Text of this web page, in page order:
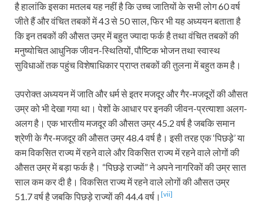
है हालांकि इसका मतलब यह नहीं है कि उच्च जातियों के सभी लोग 60 वर्ष
जीते हैं और वंचित तबकों में 43 से 50 साल, फिर भी यह अध्ययन बताता है
कि इन तबकों की औसत उम्र में बहुत ज्यादा फर्क है तथा वंचित तबकों की
मनुष्योचित आधुनिक जीवन-स्थितियों, पौष्टिक भोजन तथा स्वास्थ
सुविधाओं तक पहुंच विशेषाधिकार प्राप्त तबकों की तुलना में बहुत कम है।
उपरोक्त अध्ययन में जाति और धर्म से इतर मजदूर और गैर-मजदूरों की औसत
उम्र को भी देखा गया था। पेशों के आधार पर इनकी जीवन-प्रत्याशा अलग-
अलग है। एक भारतीय मजदूर की औसत उम्र 45.2 वर्ष है जबकि समान
श्रेणी के गैर-मजदूर की औसत उम्र 48.4 वर्ष है। इसी तरह एक ‘पिछड़े’ या
कम विकसित राज्य में रहने वाले और विकसित राज्य में रहने वाले लोगों की
औसत उम्र में बड़ा फर्क है। “पिछड़े राज्यों” ने अपने नागरिकों की उम्र सात
साल कम कर दी है। विकसित राज्य में रहने वाले लोगों की औसत उम्र
51.7 वर्ष है जबकि पिछड़े राज्यों की 44.4 वर्ष। [vii]